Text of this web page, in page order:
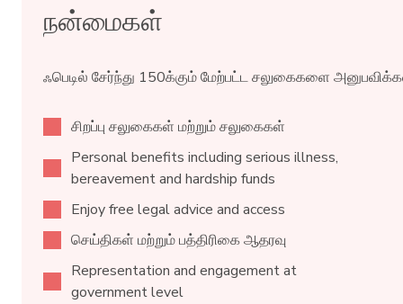
நன்மைகள்
ஃபெடில் சேர்ந்து 150க்கும் மேற்பட்ட சலுகைகளை
சிறப்பு சலுகைகள் மற்றும் சலுகைகள்
Personal benefits including serious illness,
bereavement and hardship funds
Enjoy free legal advice and access
செய்திகள் மற்றும் பத்திரிகை ஆதரவு
Representation and engagement at
government level